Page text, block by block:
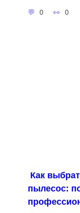
0 0
Как
пылесос: